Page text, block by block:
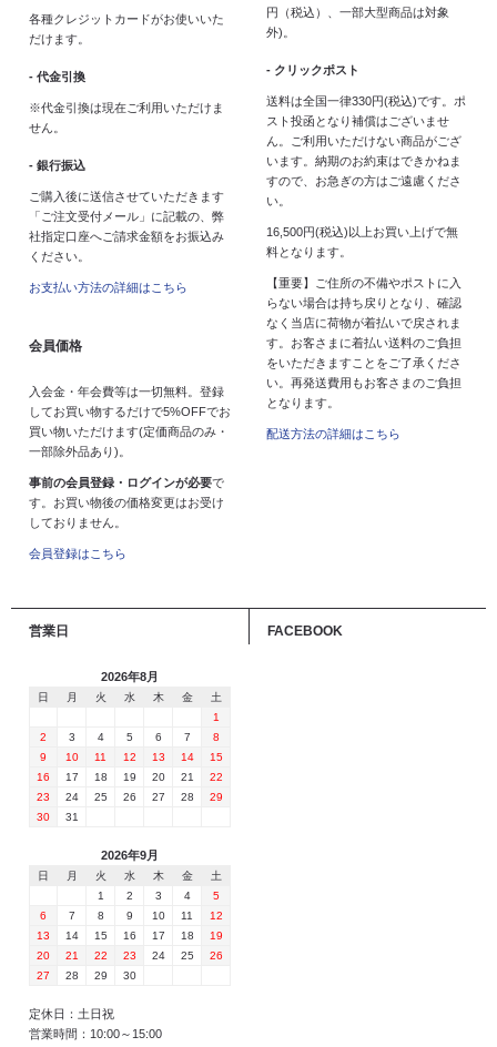
各種クレジットカードがお使いいた
だけます。
- 代金引換
※代金引換は現在ご利用いただけま
せん。
- 銀行振込
ご購入後に送信させていただきます
「ご注文受付メール」に記載の、弊
社指定口座へご請求金額をお振込み
ください。
お支払い方法の詳細はこちら
会員価格
入会金・年会費等は一切無料。登録
してお買い物するだけで5%OFFでお
買い物いただけます(定価商品のみ・
一部除外品あり)。
事前の会員登録・ログインが必要で
す。お買い物後の価格変更はお受け
しておりません。
会員登録はこちら
円（税込）、一部大型商品は対象
外)。
- クリックポスト
送料は全国一律330円(税込)です。ポ
スト投函となり補償はございませ
ん。ご利用いただけない商品がござ
います。納期のお約束はできかねま
すので、お急ぎの方はご遠慮くださ
い。
16,500円(税込)以上お買い上げで無
料となります。
【重要】ご住所の不備やポストに入
らない場合は持ち戻りとなり、確認
なく当店に荷物が着払いで戻されま
す。お客さまに着払い送料のご負担
をいただきますことをご了承くださ
い。再発送費用もお客さまのご負担
となります。
配送方法の詳細はこちら
営業日
2026年8月
日 月 火 水 木 金
土
1
2
3 4 5 6 7
8
9
10 11 12 13 14
15
16
17 18 19 20 21
22
23
24 25 26 27 28
29
30
31
2026年9月
日 月 火 水 木 金
土
1
2 3 4
5
6
7 8 9 10 11
12
13
14 15 16 17 18
19
20
21 22 23 24 25
26
27
28 29 30
定休日：土日祝
営業時間：10:00～15:00
FACEBOOK